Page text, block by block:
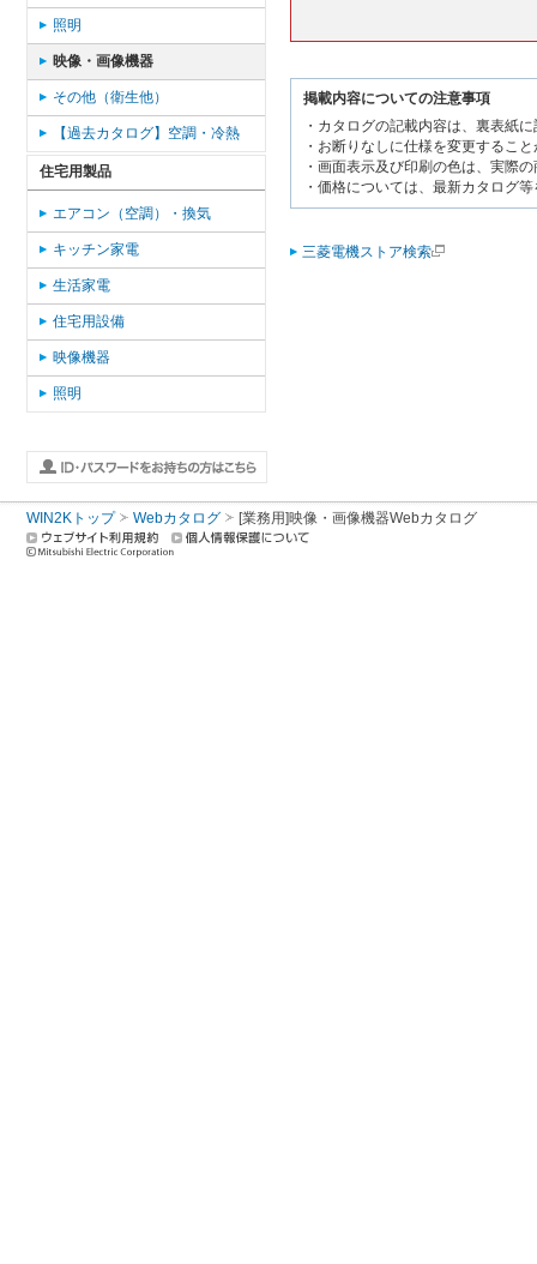
掲載内容についての注意事項
・カタログの記載内容は、裏表紙
・お断りなしに仕様を変更するこ
・画面表示及び印刷の色は、実際
・価格については、最新カタログ
三菱電機ストア検索
照明
映像・画像機器
その他（衛生他）
【過去カタログ】空調・冷熱
住宅用製品
エアコン（空調）・換気
キッチン家電
生活家電
住宅用設備
映像機器
照明
WIN2Kトップ Webカタログ [業務用]映像・画像機器Webカタログ